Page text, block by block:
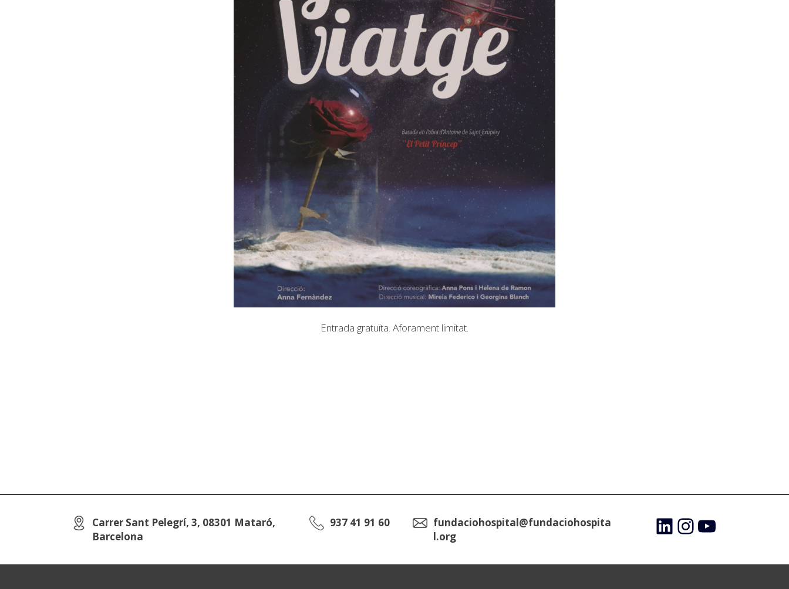
Entrada gratuïta. Aforament limitat.
Carrer Sant Pelegrí, 3, 08301 Mataró,
Barcelona
937 41 91 60
fundaciohospital@fundaciohospita
l.org
LinkedInInstagram
YouTube